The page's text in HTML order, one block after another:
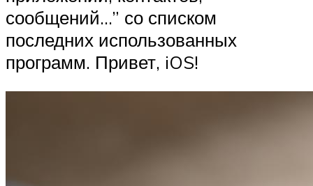
сообщений…” со списком
последних использованных
программ. Привет, iOS!